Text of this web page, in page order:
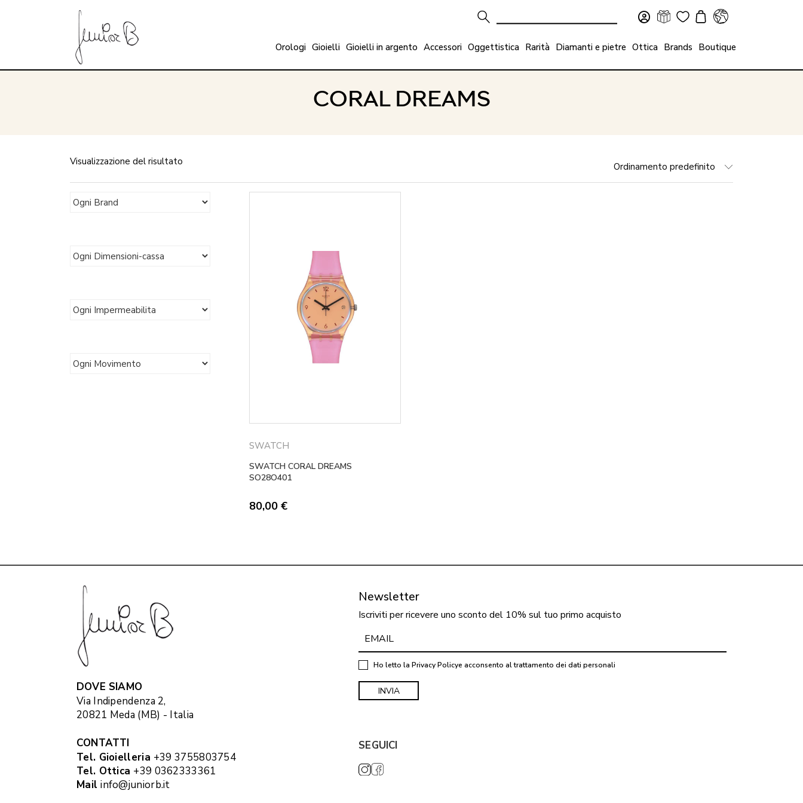
Orologi Gioielli Gioielli in argento Accessori Oggettistica Rarità Diamanti e pietre Ottica Brands Boutique
CORAL DREAMS
Visualizzazione del risultato Ordinamento predefinito
SWATCH
SWATCH CORAL DREAMS
SO28O401
80,00 €
DOVE SIAMO
Via Indipendenza 2,
20821 Meda (MB) - Italia
CONTATTI
Tel. Gioielleria +39 3755803754
Tel. Ottica +39 0362333361
Mail info@juniorb.it
Newsletter
Iscriviti per ricevere uno sconto del 10% sul tuo primo acquisto
Ho letto laPrivacy Policye acconsento al trattamento dei dati personali
SEGUICI